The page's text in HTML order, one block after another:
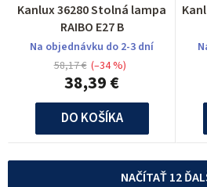
Kanlux 36280 Stolná lampa
RAIBO E27 B
Na objednávku do 2-3 dní
38,39 €
58,17 € (–34 %)
DO KOŠÍKA
Kanlux 36281
NAČÍTAŤ 12